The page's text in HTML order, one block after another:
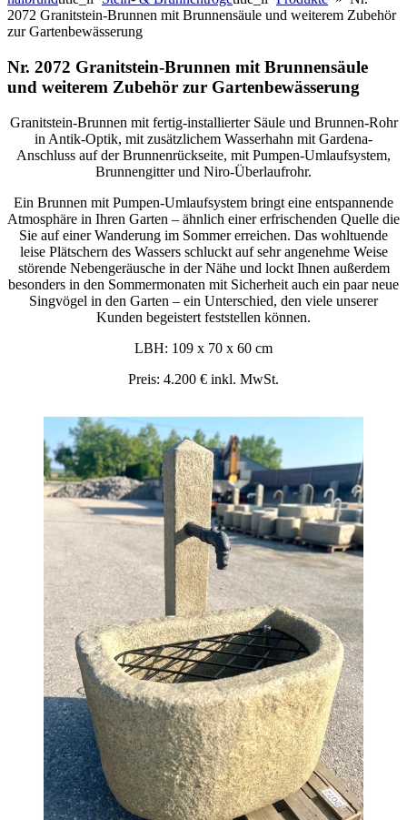
2072 Granitstein-Brunnen mit Brunnensäule und weiterem Zubehör
zur Gartenbewässerung
Nr. 2072 Granitstein-Brunnen mit Brunnensäule
und weiterem Zubehör zur Gartenbewässerung
Granitstein-Brunnen mit fertig-installierter Säule und Brunnen-Rohr
in Antik-Optik, mit zusätzlichem Wasserhahn mit Gardena-
Anschluss auf der Brunnenrückseite, mit Pumpen-Umlaufsystem,
Brunnengitter und Niro-Überlaufrohr.
Ein Brunnen mit Pumpen-Umlaufsystem bringt eine entspannende
Atmosphäre in Ihren Garten – ähnlich einer erfrischenden Quelle die
Sie auf einer Wanderung im Sommer erreichen. Das wohltuende
leise Plätschern des Wassers schluckt auf sehr angenehme Weise
störende Nebengeräusche in der Nähe und lockt Ihnen außerdem
besonders in den Sommermonaten mit Sicherheit auch ein paar neue
Singvögel in den Garten – ein Unterschied, den viele unserer
Kunden begeistert feststellen können.
LBH: 109 x 70 x 60 cm
Preis: 4.200 € inkl. MwSt.